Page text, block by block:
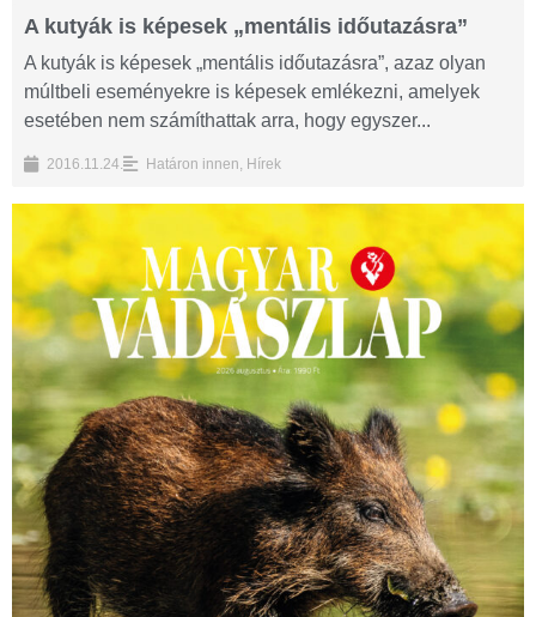
A kutyák is képesek „mentális időutazásra”
A kutyák is képesek „mentális időutazásra”, azaz olyan
múltbeli eseményekre is képesek emlékezni, amelyek
esetében nem számíthattak arra, hogy egyszer...
2016.11.24. Határon innen Hírek